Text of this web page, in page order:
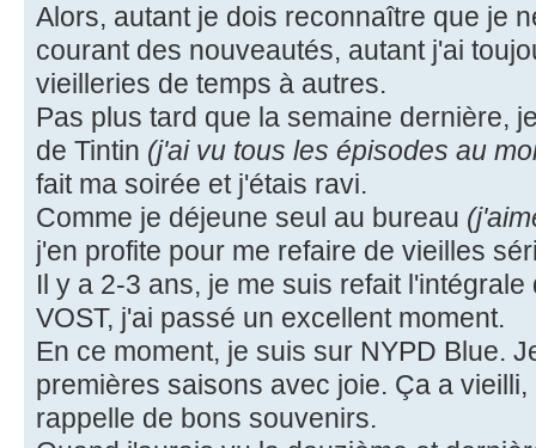
Alors, autant je dois reconnaître que je
courant des nouveautés, autant j'ai
vieilleries de temps à autres.
Pas plus tard que la semaine dernière,
de Tintin (j'ai vu tous les épisodes au
fait ma soirée et j'étais ravi.
Comme je déjeune seul au bureau
j'en profite pour me refaire de vieilles
Il y a 2-3 ans, je me suis refait
VOST, j'ai passé un excellent moment.
En ce moment, je suis sur NYPD Blue.
premières saisons avec joie. Ça a
rappelle de bons souvenirs.